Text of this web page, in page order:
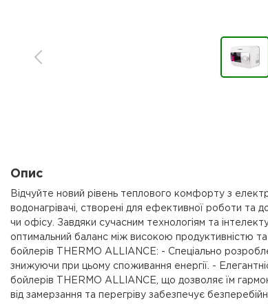
Опис
Відчуйте новий рівень теплового комфорту з
водонагрівачі, створені для ефективної роботи та
чи офісу. Завдяки сучасним технологіям та
оптимальний баланс між високою продуктивністю
бойлерів THERMO ALLIANCE: - Спеціально
знижуючи при цьому споживання енергії. -
бойлерів THERMO ALLIANCE, що дозволяє їм
від замерзання та перегріву забезпечує